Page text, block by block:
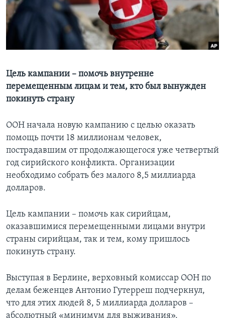
Learning English
Языки
Цель кампании – помочь внутренне
перемещенным лицам и тем, кто был вынужден
покинуть страну
ООН начала новую кампанию с целью оказать
помощь почти 18 миллионам человек,
пострадавшим от продолжающегося уже четвертый
год сирийского конфликта. Организации
необходимо собрать без малого 8,5 миллиарда
долларов.
Цель кампании – помочь как сирийцам,
оказавшимися перемещенными лицами внутри
страны сирийцам, так и тем, кому пришлось
покинуть страну.
Выступая в Берлине, верховный комиссар ООН по
делам беженцев Антонио Гутерреш подчеркнул,
что для этих людей 8, 5 миллиарда долларов –
абсолютный «минимум для выживания».